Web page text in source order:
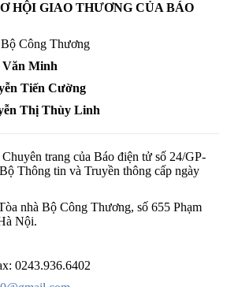
HỘI GIAO THƯƠNG CỦA BÁO
Công Thương
Văn Minh
Tiến Cường
Thị Thùy Linh
trang của Báo điện tử số 24/GP-
Thông tin và Truyền thông cấp ngày
nhà Bộ Công Thương, số 655 Phạm
Nội.
0243.936.6402